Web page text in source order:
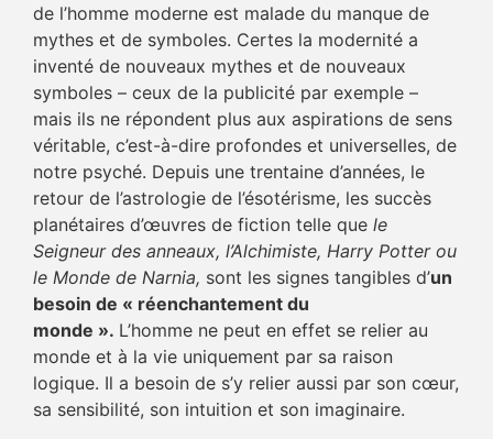
de l’homme moderne est malade du manque de
mythes et de symboles. Certes la modernité a
inventé de nouveaux mythes et de nouveaux
symboles – ceux de la publicité par exemple –
mais ils ne répondent plus aux aspirations de sens
véritable, c’est-à-dire profondes et universelles, de
notre psyché. Depuis une trentaine d’années, le
retour de l’astrologie de l’ésotérisme, les succès
planétaires d’œuvres de fiction telle que le
Seigneur des anneaux, l’Alchimiste, Harry Potter ou
le Monde de Narnia, sont les signes tangibles d’un
besoin de « réenchantement du
monde ». L’homme ne peut en effet se relier au
monde et à la vie uniquement par sa raison
logique. Il a besoin de s’y relier aussi par son cœur,
sa sensibilité, son intuition et son imaginaire.